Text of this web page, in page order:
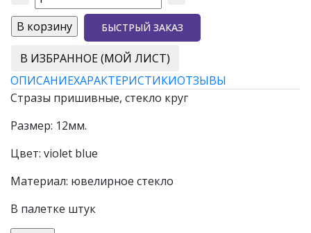
БЫСТРЫЙ ЗАКАЗ
В ИЗБРАННОЕ (МОЙ ЛИСТ)
ОПИСАНИЕХАРАКТЕРИСТИКИОТЗЫВЫ
Стразы пришивные, стекло круг
Размер: 12мм.
Цвет: violet blue
Материал: ювелирное стекло
В палетке штук